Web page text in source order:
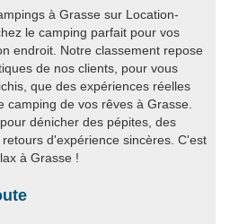
à Grasse sur Location-
le camping parfait pour vos
endroit. Notre classement repose
de nos clients, pour vous
que des expériences réelles
camping de vos rêves à Grasse.
dénicher des pépites, des
d'expérience sincères. C'est
à Grasse !